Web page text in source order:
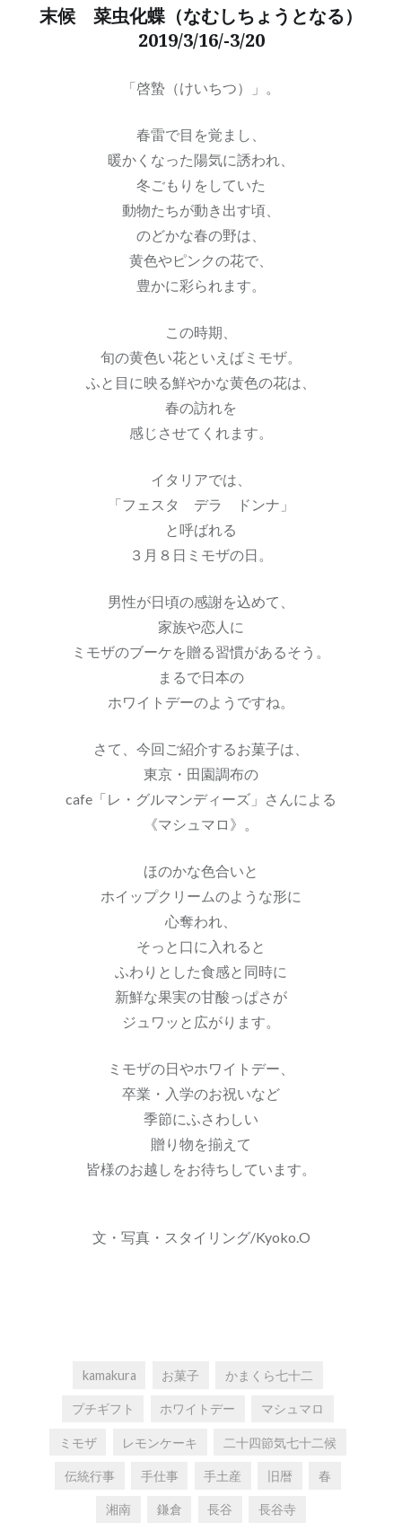
末候 菜虫化蝶（なむしちょうとなる）
2019/3/16/-3/20
「啓蟄（けいちつ）」。
春雷で目を覚まし、
暖かくなった陽気に誘われ、
冬ごもりをしていた
動物たちが動き出す頃、
のどかな春の野は、
黄色やピンクの花で、
豊かに彩られます。
この時期、
旬の黄色い花といえばミモザ。
ふと目に映る鮮やかな黄色の花は、
春の訪れを
感じさせてくれます。
イタリアでは、
「フェスタ デラ ドンナ」
と呼ばれる
３月８日ミモザの日。
男性が日頃の感謝を込めて、
家族や恋人に
ミモザのブーケを贈る習慣があるそう。
まるで日本の
ホワイトデーのようですね。
さて、今回ご紹介するお菓子は、
東京・田園調布の
cafe「レ・グルマンディーズ」さんによる
《マシュマロ》。
ほのかな色合いと
ホイップクリームのような形に
心奪われ、
そっと口に入れると
ふわりとした食感と同時に
新鮮な果実の甘酸っぱさが
ジュワッと広がります。
ミモザの日やホワイトデー、
卒業・入学のお祝いなど
季節にふさわしい
贈り物を揃えて
皆様のお越しをお待ちしています。
文・写真・スタイリング/Kyoko.O
kamakura お菓子 かまくら七十二
プチギフト ホワイトデー マシュマロ
ミモザ レモンケーキ 二十四節気七十二候
伝統行事 手仕事 手土産 旧暦 春
湘南 鎌倉 長谷 長谷寺